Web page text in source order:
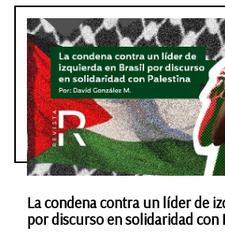
La condena contra un líder de
por discurso en solidaridad con